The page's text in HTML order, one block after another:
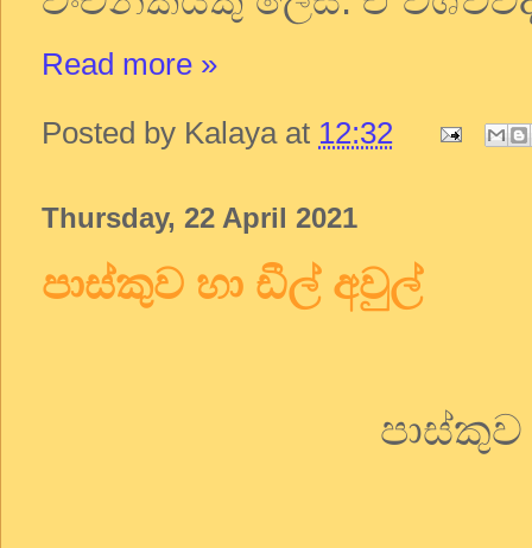
Read more »
Posted by Kalaya at 12:32
Thursday, 22 April 2021
පාස්කුව හා ඩීල් අවුල්